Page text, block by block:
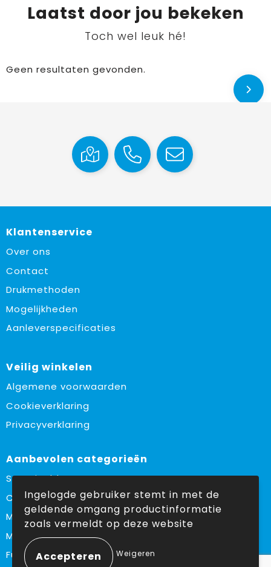
Laatst door jou bekeken
Toch wel leuk hé!
Geen resultaten gevonden.
Klantenservice
Over ons
Contact
Drukmethoden
Mogelijkheden
Aanleverspecificaties
Veilig winkelen
Algemene voorwaarden
Cookieverklaring
Privacyverklaring
Aanbevolen categorieën
Sustainable
Custom made
Made in Europe
Must haves
Fulfilment
Ingelogde gebruiker stemt in met de
geldende omgang productinformatie
zoals vermeldt op deze website
Weigeren